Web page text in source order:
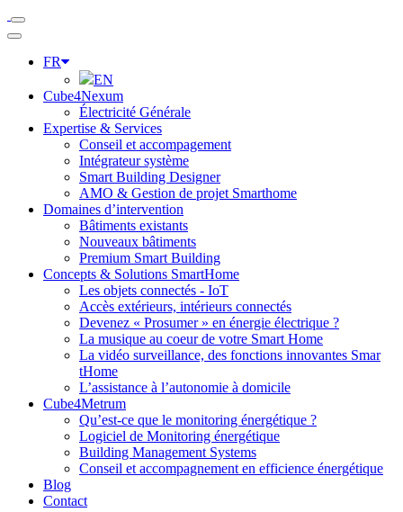
FR
EN
Cube4Nexum
Électricité Générale
Expertise & Services
Conseil et accompagement
Intégrateur système
Smart Building Designer
AMO & Gestion de projet Smarthome
Domaines d’intervention
Bâtiments existants
Nouveaux bâtiments
Premium Smart Building
Concepts & Solutions SmartHome
Les objets connectés - IoT
Accès extérieurs, intérieurs connectés
Devenez « Prosumer » en énergie électrique ?
La musique au coeur de votre Smart Home
La vidéo surveillance, des fonctions innovantes Smar
tHome
L’assistance à l’autonomie à domicile
Cube4Metrum
Qu’est-ce que le monitoring énergétique ?
Logiciel de Monitoring énergétique
Building Management Systems
Conseil et accompagnement en efficience énergétique
Blog
Contact